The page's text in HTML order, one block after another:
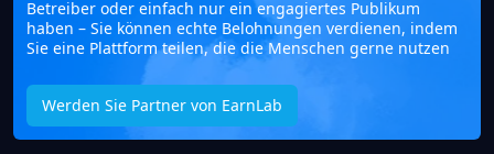
Betreiber oder einfach nur ein engagiertes Publikum
haben – Sie können echte Belohnungen verdienen, indem
Sie eine Plattform teilen, die die Menschen gerne nutzen
Werden Sie Partner von EarnLab